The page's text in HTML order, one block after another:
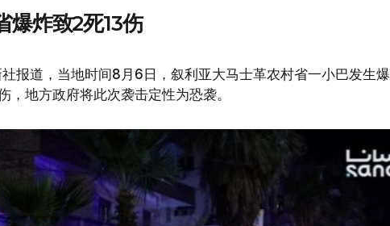
爆炸致2死13伤
社报道，当地时间8月6日，叙利亚大马士革农村省一小巴发生爆
，地方政府将此次袭击定性为恐袭。